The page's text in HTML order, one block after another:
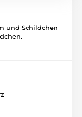
und Schildchen